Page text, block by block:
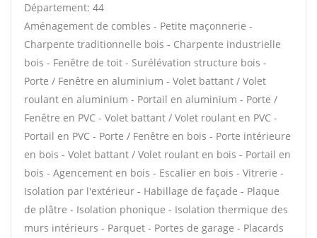
Département: 44
Aménagement de combles - Petite maçonnerie -
Charpente traditionnelle bois - Charpente industrielle
bois - Fenêtre de toit - Surélévation structure bois -
Porte / Fenêtre en aluminium - Volet battant / Volet
roulant en aluminium - Portail en aluminium - Porte /
Fenêtre en PVC - Volet battant / Volet roulant en PVC -
Portail en PVC - Porte / Fenêtre en bois - Porte intérieure
en bois - Volet battant / Volet roulant en bois - Portail en
bois - Agencement en bois - Escalier en bois - Vitrerie -
Isolation par l'extérieur - Habillage de façade - Plaque
de plâtre - Isolation phonique - Isolation thermique des
murs intérieurs - Parquet - Portes de garage - Placards